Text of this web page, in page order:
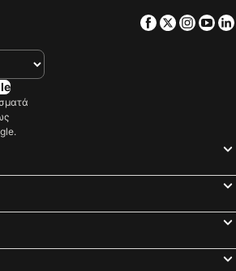
Facebook
Twitter